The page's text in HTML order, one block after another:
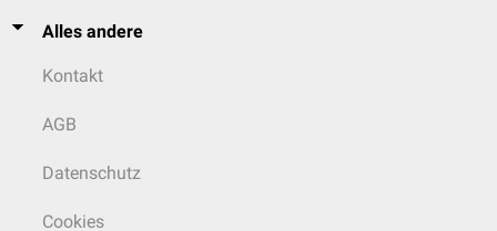
Alles andere
Kontakt
AGB
Datenschutz
Cookies